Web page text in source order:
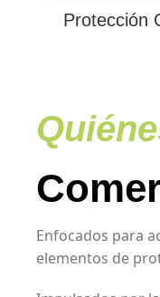
Protección
Enfocados para
elementos de